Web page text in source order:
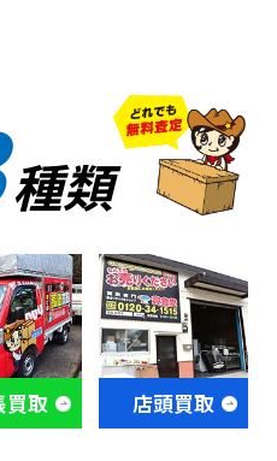
種類
買取 店頭買取